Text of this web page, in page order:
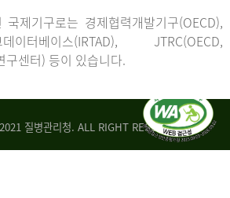
제기구로는 경제협력개발기구(OECD),
데이터베이스(IRTAD), JTRC(OECD,
구센터) 등이 있습니다.
질병관리청. ALL RIGHT RESERVED